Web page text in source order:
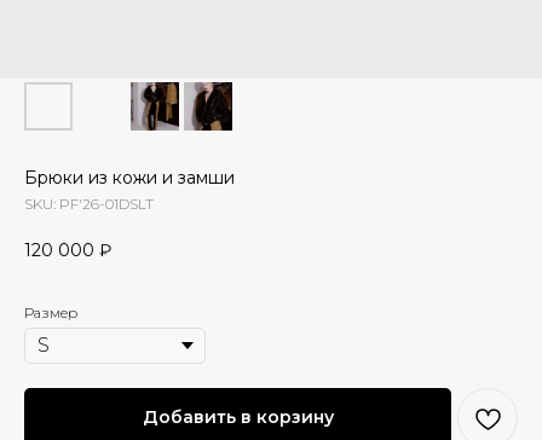
Брюки из кожи и замши
SKU: PF'26-01DSLT
120 000 ₽
Размер
Добавить в корзину